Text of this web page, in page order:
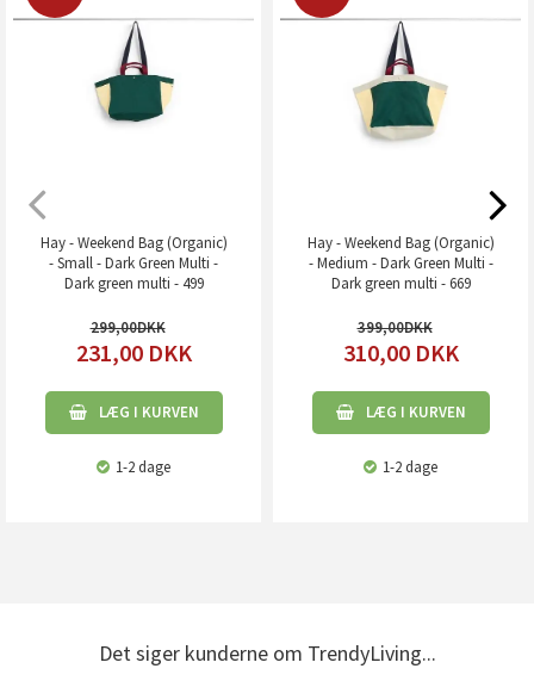
Hay - Weekend Bag (Organic)
- Small - Dark Green Multi -
Dark green multi - 499
299,00
231,00 DKK
LÆG I KURVEN
1-2 dage
Hay - Weekend Bag (Organic)
- Medium - Dark Green Multi -
Dark green multi - 669
399,00
310,00 DKK
LÆG I KURVEN
1-2 dage
Det siger kunderne om TrendyLiving...